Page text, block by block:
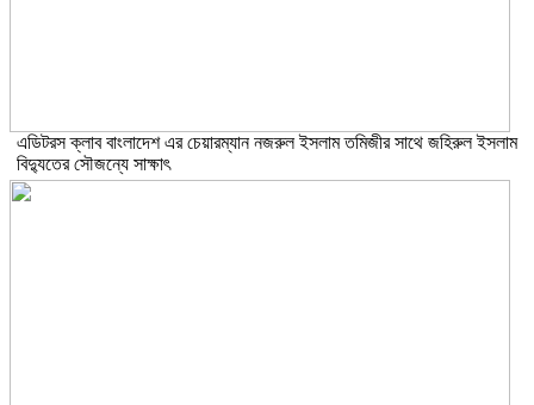
এডিটরস ক্লাব বাংলাদেশ এর চেয়ারম্যান নজরুল ইসলাম তমিজীর সাথে জহিরুল ইসলাম
বিদ্যুতের সৌজন্যে সাক্ষাৎ